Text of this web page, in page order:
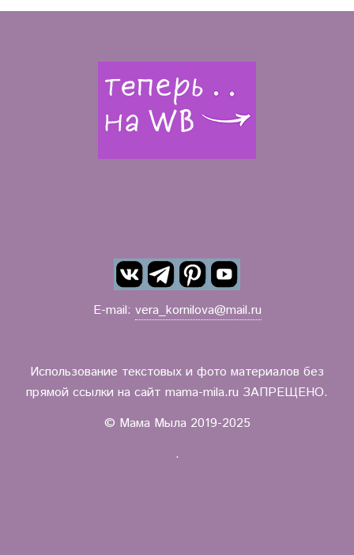
E-mail: vera_kornilova@mail.ru
Использование текстовых и фото материалов без
прямой ссылки на сайт mama-mila.ru ЗАПРЕЩЕНО.
© Мама Мыла 2019-2025
.